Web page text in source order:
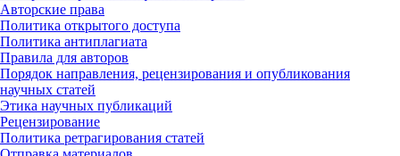
Авторские права
Политика открытого доступа
Политика антиплагиата
Правила для авторов
Порядок направления, рецензирования и опубликования
научных статей
Этика научных публикаций
Рецензирование
Политика ретрагирования статей